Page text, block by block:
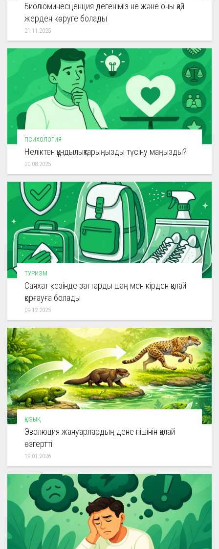
Биолюминесценция дегеніміз не және оны қай
жерден көруге болады
21.11.2025
ПСИХОЛОГИЯ
Неліктен құндылықтарыңызды түсіну маңызды?
20.08.2025
ТУРИЗМ
Саяхат кезінде заттарды шаң мен кірден қалай
қорғауға болады
09.12.2025
ҚЫЗЫҚ
Эволюция жануарлардың дене пішінін қалай
өзгертті
19.01.2026